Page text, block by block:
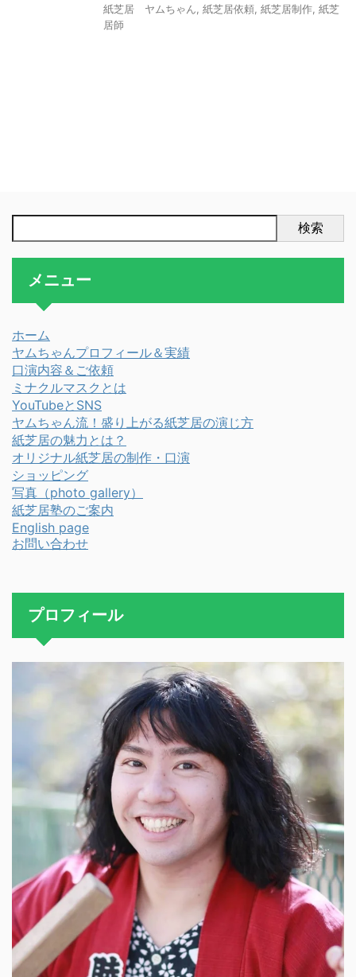
紙芝居 ヤムちゃん 紙芝居依頼 紙芝居制作 紙芝
居師
検索
メニュー
ホーム
ヤムちゃんプロフィール＆実績
口演内容＆ご依頼
ミナクルマスクとは
YouTubeとSNS
ヤムちゃん流！盛り上がる紙芝居の演じ方
紙芝居の魅力とは？
オリジナル紙芝居の制作・口演
ショッピング
写真（photo gallery）
紙芝居塾のご案内
English page
お問い合わせ
プロフィール